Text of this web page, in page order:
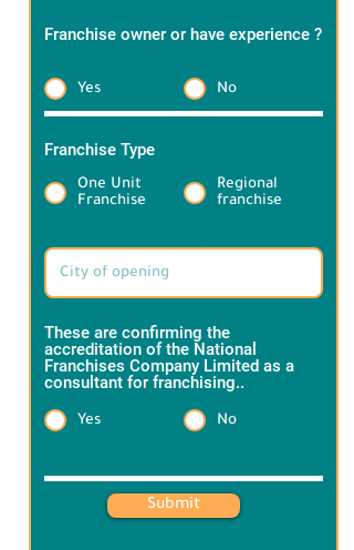
Franchise owner or have experience ?
Yes No
Franchise Type
One Unit
Franchise
Regional
franchise
These are confirming the
accreditation of the National
Franchises Company Limited as a
consultant for franchising..
Yes No
Submit